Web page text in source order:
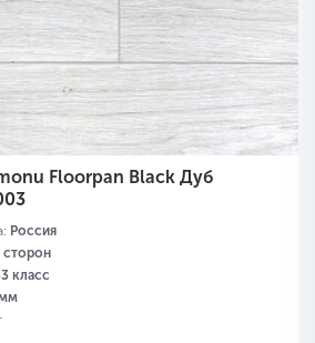
Floorpan Black Дуб
Россия
сторон
класс